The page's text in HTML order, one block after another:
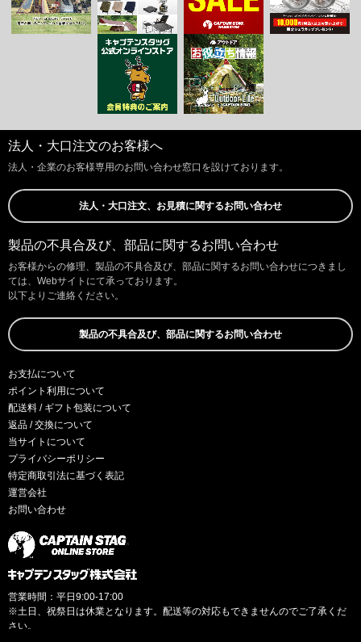
法人・大口注文のお客様へ
法人・企業のお客様専用のお問い合わせ窓口を設けております。
法人・大口注文、お見積に関するお問い合わせ
製品の不具合及び、部品に関するお問い合わせ
お客様からの修理、製品の不具合及び、部品に関するお問い合わせにつきまし
ては、Webサイトにて承っております。
以下よりご連絡ください。
製品の不具合及び、部品に関するお問い合わせ
お支払について
ポイント利用について
配送料 / ギフト包装について
返品 / 交換について
当サイトについて
プライバシーポリシー
特定商取引法に基づく表記
運営会社
お問い合わせ
営業時間：平日9:00-17:00
※土日、祝祭日は休業となります。配送等の対応もできませんのでご了承くだ
さい。